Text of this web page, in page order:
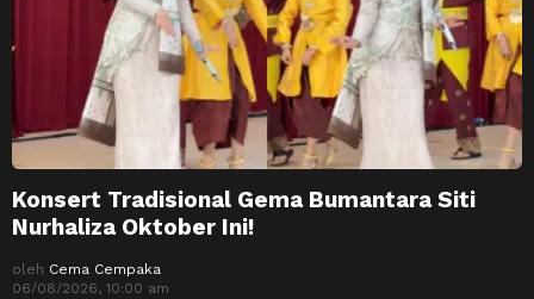
Konsert Tradisional Gema Bumantara Siti
Nurhaliza Oktober Ini!
oleh Cema Cempaka
06/08/2026, 10:00 am